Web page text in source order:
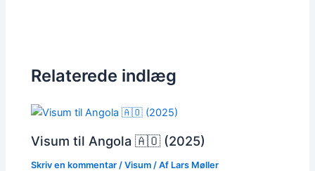
Relaterede indlæg
Visum til Angola 🇦🇴 (2025)
Skriv en kommentar /Visum / Af Lars Møller